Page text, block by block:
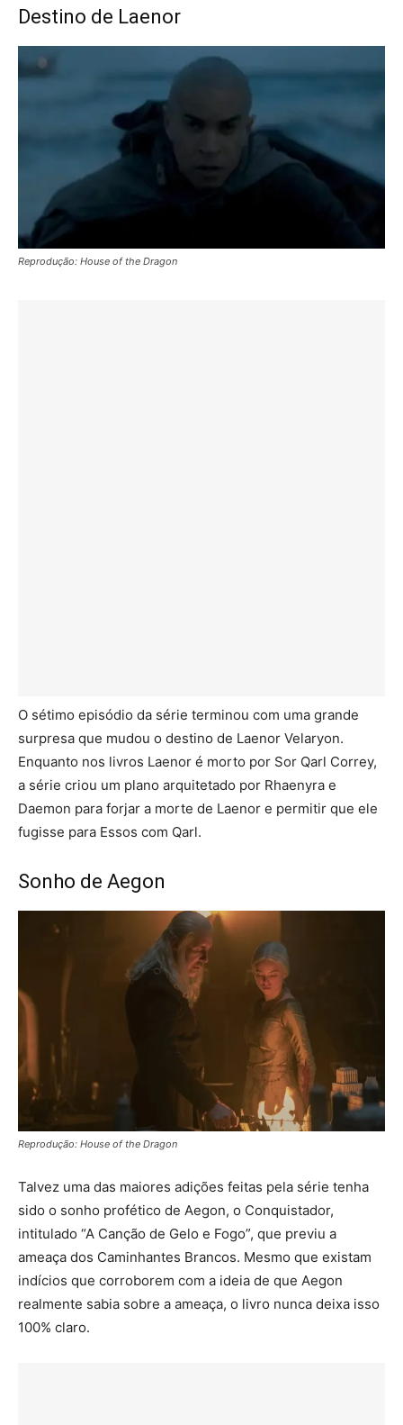
Destino de Laenor
Reprodução: House of the Dragon
O sétimo episódio da série terminou com uma grande
surpresa que mudou o destino de Laenor Velaryon.
Enquanto nos livros Laenor é morto por Sor Qarl Correy,
a série criou um plano arquitetado por Rhaenyra e
Daemon para forjar a morte de Laenor e permitir que ele
fugisse para Essos com Qarl.
Sonho de Aegon
Reprodução: House of the Dragon
Talvez uma das maiores adições feitas pela série tenha
sido o sonho profético de Aegon, o Conquistador,
intitulado “A Canção de Gelo e Fogo”, que previu a
ameaça dos Caminhantes Brancos. Mesmo que existam
indícios que corroborem com a ideia de que Aegon
realmente sabia sobre a ameaça, o livro nunca deixa isso
100% claro.